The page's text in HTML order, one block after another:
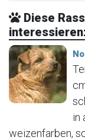
Diese
in
weizenfarben,